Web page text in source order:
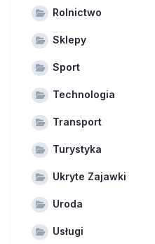
Rolnictwo
Sklepy
Sport
Technologia
Transport
Turystyka
Ukryte Zajawki
Uroda
Usługi